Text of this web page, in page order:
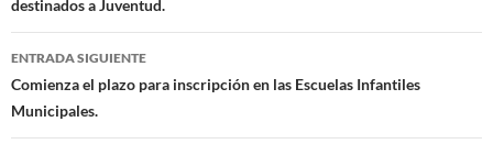
entradas
destinados a Juventud.
ENTRADA SIGUIENTE
Comienza el plazo para inscripción en las Escuelas Infantiles
Municipales.